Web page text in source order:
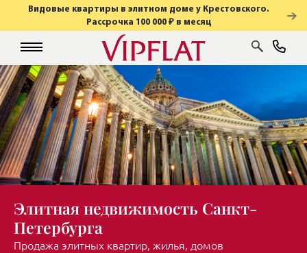
Видовые квартиры в элитном доме у Крестовского.
Рассрочка 100 000 ₽ в месяц
Элитная недвижимость Санкт-
Петербурга
Продажа элитных квартир, жилья, домов